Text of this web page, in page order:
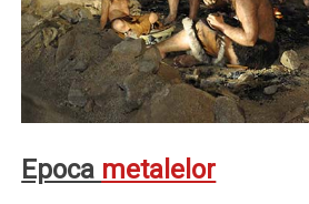
Epoca metalelor